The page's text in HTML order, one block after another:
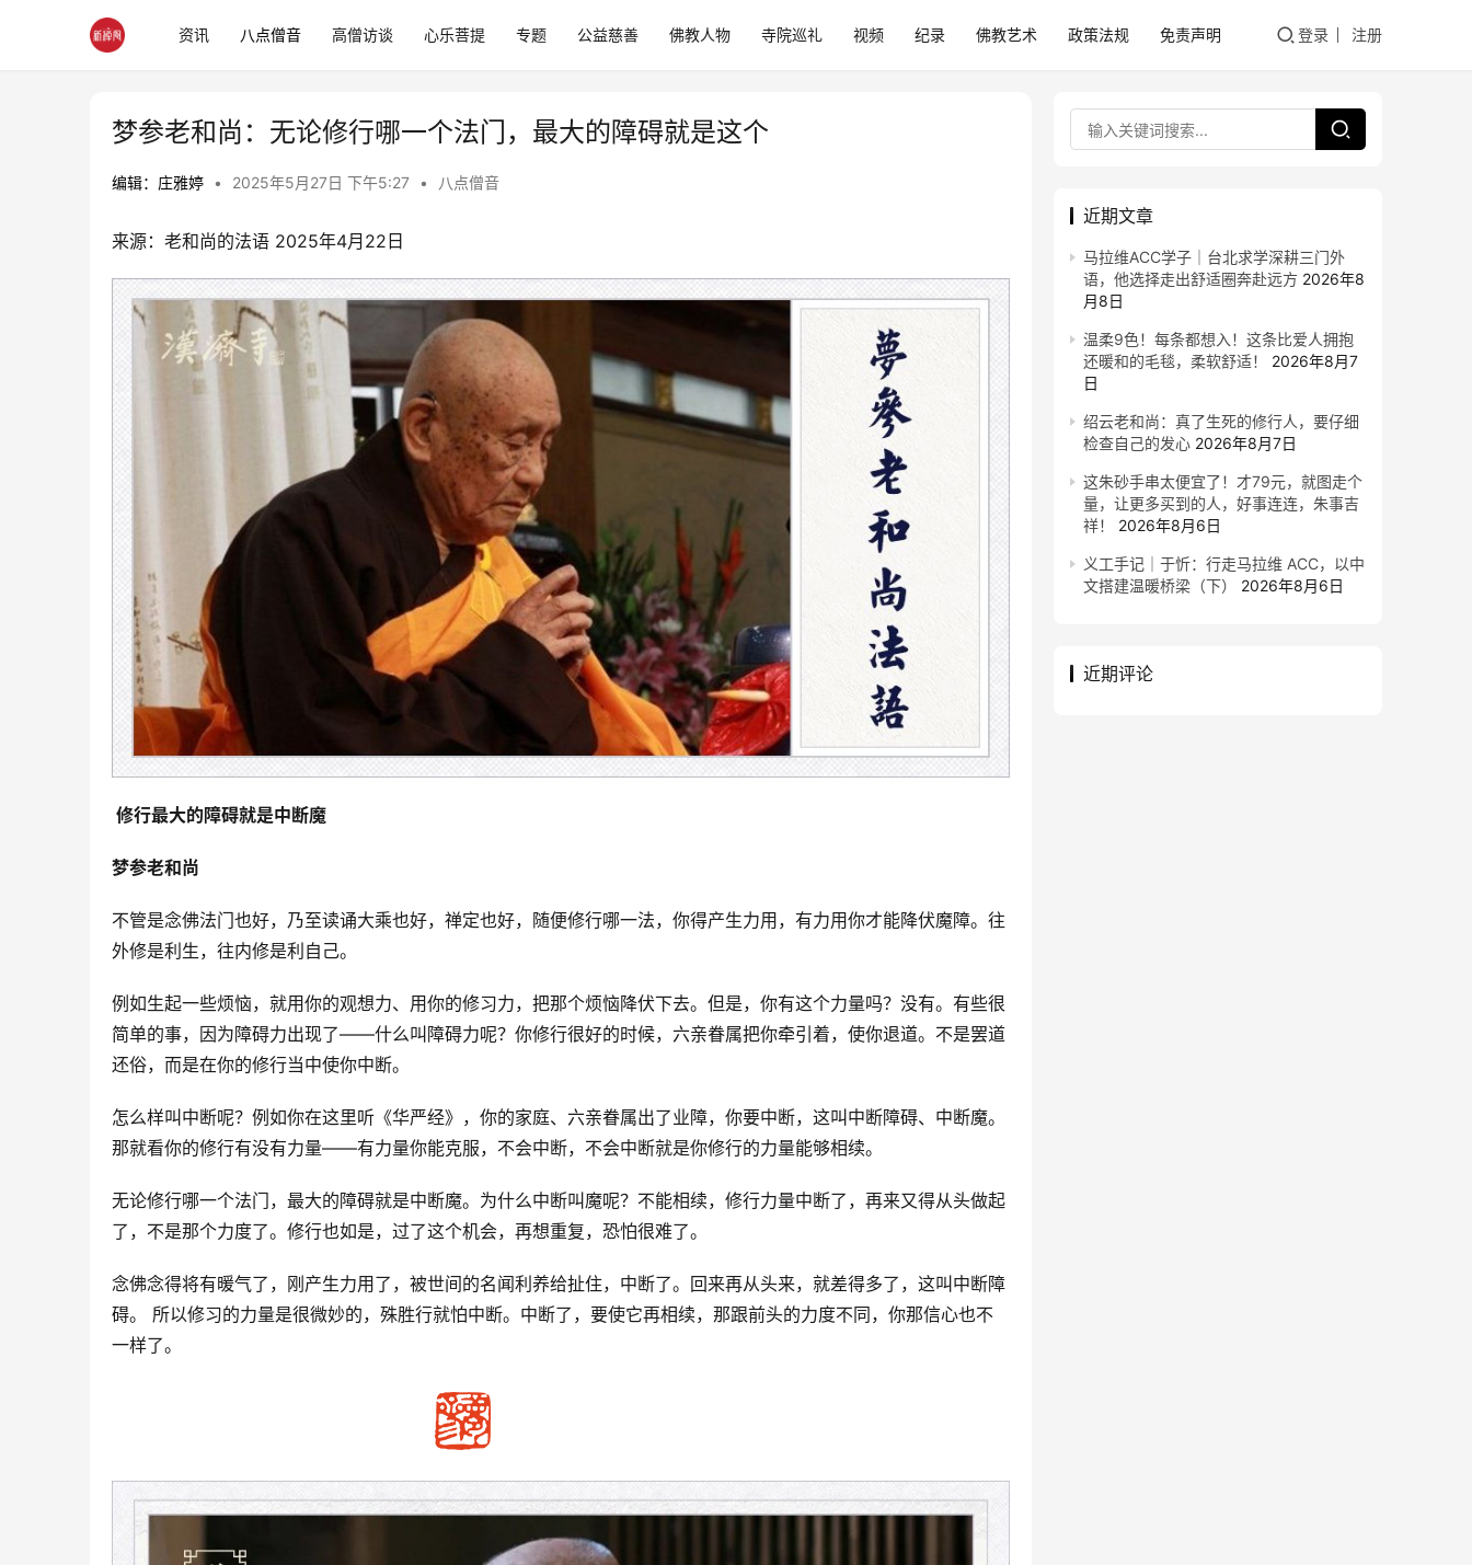
资讯 八点僧音 高僧访谈 心乐菩提 专题 公益慈善 佛教人物 寺院巡礼 视频 纪录 佛教艺术 政策法规 免责声明 登录 注册
梦参老和尚：无论修行哪一个法门，​最大的障碍就是这个
编辑：庄雅婷 • 2025年5月27日 下午5:27 • 八点僧音
来源：老和尚的法语 2025年4月22日
修行最大的障碍就是中断魔
梦参老和尚
不管是念佛法门也好，乃至读诵大乘也好，禅定也好，随便修行哪一法，你得产生力用，有力用你才能降伏魔障。往
外修是利生，往内修是利自己。
例如生起一些烦恼，就用你的观想力、用你的修习力，把那个烦恼降伏下去。但是，你有这个力量吗？没有。有些很
简单的事，因为障碍力出现了——什么叫障碍力呢？你修行很好的时候，六亲眷属把你牵引着，使你退道。不是罢道
还俗，而是在你的修行当中使你中断。
怎么样叫中断呢？例如你在这里听《华严经》，你的家庭、六亲眷属出了业障，你要中断，这叫中断障碍、中断魔。
那就看你的修行有没有力量——有力量你能克服，不会中断，不会中断就是你修行的力量能够相续。
无论修行哪一个法门，最大的障碍就是中断魔。为什么中断叫魔呢？不能相续，修行力量中断了，再来又得从头做起
了，不是那个力度了。修行也如是，过了这个机会，再想重复，恐怕很难了。
念佛念得将有暖气了，刚产生力用了，被世间的名闻利养给扯住，中断了。回来再从头来，就差得多了，这叫中断障
碍。 所以修习的力量是很微妙的，殊胜行就怕中断。中断了，要使它再相续，那跟前头的力度不同，你那信心也不
一样了。
近期文章
马拉维ACC学子｜台北求学深耕三门外
语，他选择走出舒适圈奔赴远方 2026年8
月8日
温柔9色！每条都想入！这条比爱人拥抱
还暖和的毛毯，柔软舒适！
2026年8月7
日
绍云老和尚：真了生死的修行人，要仔细
检查自己的发心 2026年8月7日
这朱砂手串太便宜了！才79元，就图走个
量，让更多买到的人，好事连连，朱事吉
祥！
2026年8月6日
义工手记｜于忻：行走马拉维 ACC，以中
文搭建温暖桥梁（下）
2026年8月6日
近期评论